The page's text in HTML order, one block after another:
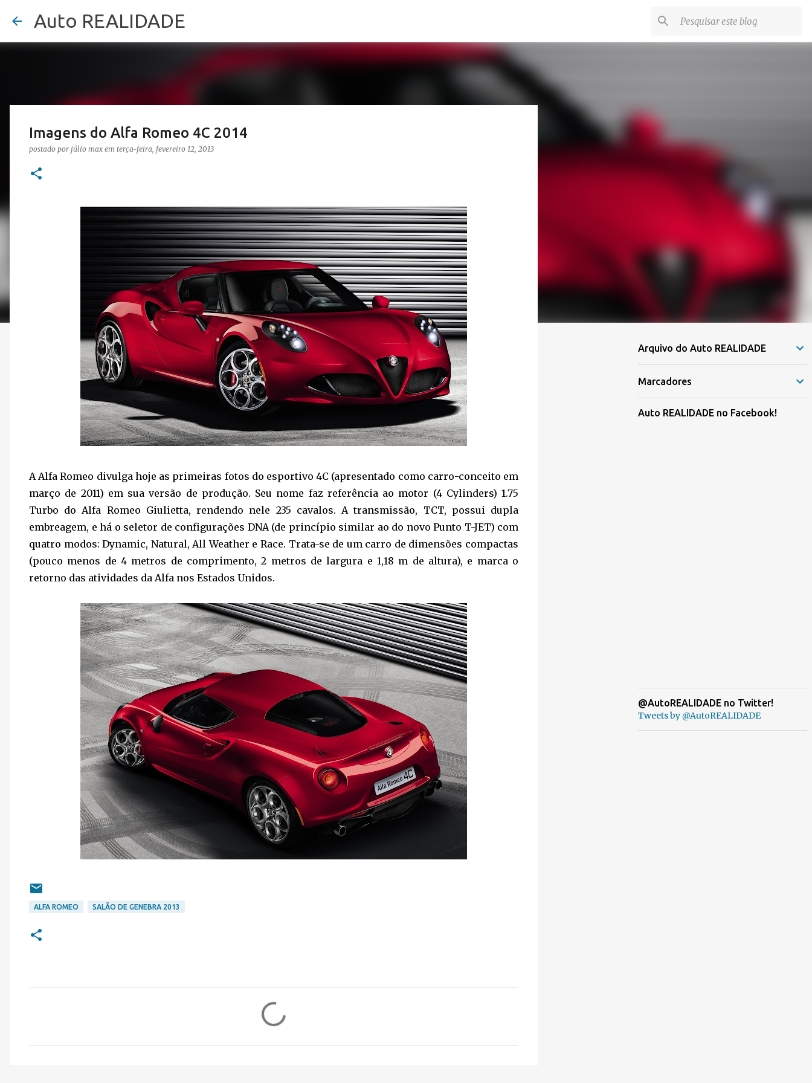
Auto REALIDADE
Imagens do Alfa Romeo 4C 2014
postado por júlio max em terça-feira, fevereiro 12, 2013
A Alfa Romeo divulga hoje as primeiras fotos do esportivo 4C (apresentado como carro-conceito em
março de 2011) em sua versão de produção. Seu nome faz referência ao motor (4 Cylinders) 1.75
Turbo do Alfa Romeo Giulietta, rendendo nele 235 cavalos. A transmissão, TCT, possui dupla
embreagem, e há o seletor de configurações DNA (de princípio similar ao do novo Punto T-JET) com
quatro modos: Dynamic, Natural, All Weather e Race. Trata-se de um carro de dimensões compactas
(pouco menos de 4 metros de comprimento, 2 metros de largura e 1,18 m de altura), e marca o
retorno das atividades da Alfa nos Estados Unidos.
ALFA ROMEO SALÃO DE GENEBRA 2013
m
Arquivo do Auto REALIDADE
Marcadores
Auto REALIDADE no Facebook!
@AutoREALIDADE no Twitter!
Tweets by @AutoREALIDADE